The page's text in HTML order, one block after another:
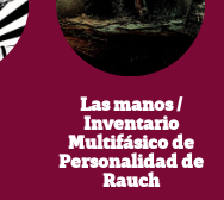
Las manos /
Inventario
Multifásico de
Personalidad de
Rauch